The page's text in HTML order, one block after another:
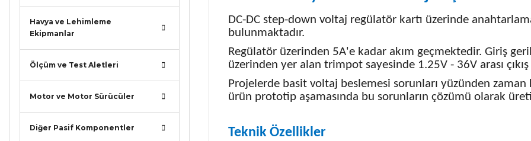
Havya ve Lehimleme
Ekipmanlar
Ölçüm ve Test Aletleri
Motor ve Motor Sürücüler
Diğer Pasif Komponentler
DC-DC step-down voltaj regülatör kartı üzerinde
bulunmaktadır.
Regülatör üzerinden 5A'e kadar akım geçmektedir. Giriş
üzerinden yer alan trimpot sayesinde 1.25V - 36V arası
Projelerde basit voltaj beslemesi sorunları yüzünden
ürün prototip aşamasında bu sorunların çözümü olarak
Teknik Özellikler